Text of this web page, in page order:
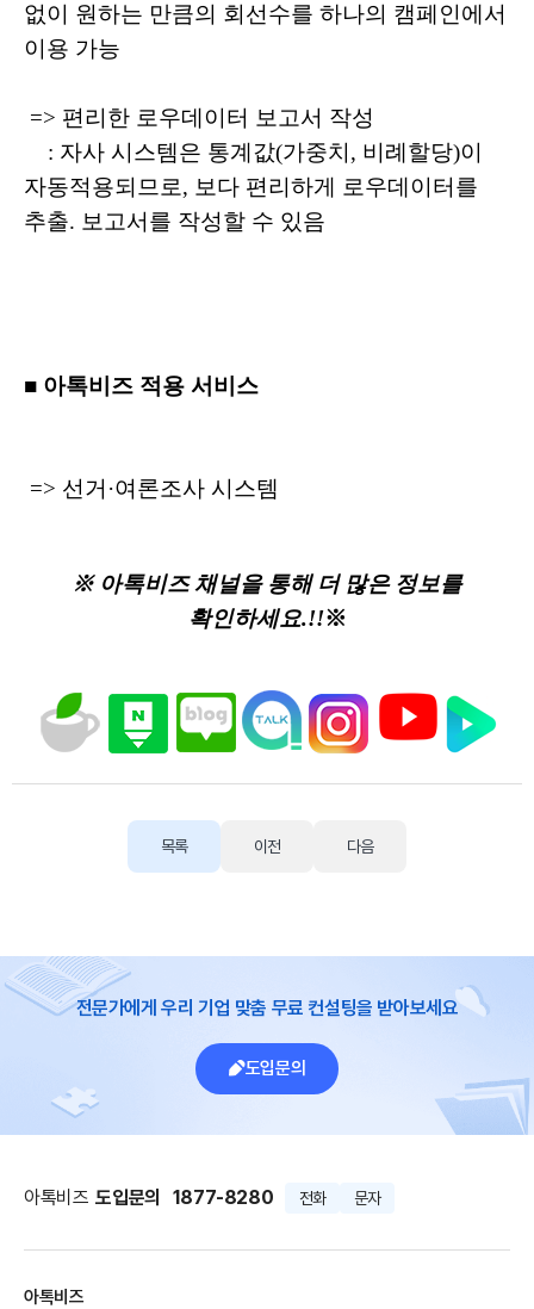
없이 원하는 만큼의 회선수를 하나의 캠페인에서
이용 가능
=> 편리한 로우데이터 보고서 작성
: 자사 시스템은 통계값(가중치, 비례할당)이
자동적용되므로, 보다 편리하게 로우데이터를
추출. 보고서를 작성할 수 있음
■ 아톡비즈 적용 서비스
=> 선거·여론조사 시스템
※ 아톡비즈 채널을 통해 더 많은 정보를
확인하세요.!!※
목록 이전 다음
전문가에게 우리 기업 맞춤 무료 컨설팅을 받아보세요
도입문의
아톡비즈 도입문의 1877-8280 전화 문자
아톡비즈